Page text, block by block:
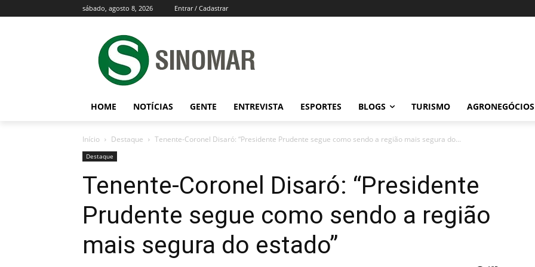
sábado, agosto 8, 2026 Entrar / Cadastrar
HOME NOTÍCIAS GENTE ENTREVISTA ESPORTES BLOGS TURISMO AGRONEGÓCIOS
Início Destaque Tenente-Coronel Disaró: “Presidente Prudente segue como sendo a região mais segura do...
Destaque
Tenente-Coronel Disaró: “Presidente
Prudente segue como sendo a região
mais segura do estado”